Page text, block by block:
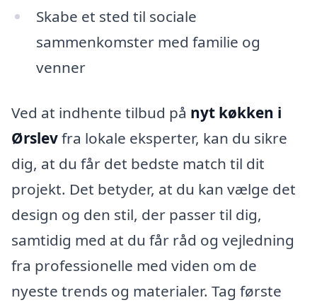
Skabe et sted til sociale
sammenkomster med familie og
venner
Ved at indhente tilbud på nyt køkken i
Ørslevfra lokale eksperter, kan du sikre
dig, at du får det bedste match til dit
projekt. Det betyder, at du kan vælge det
design og den stil, der passer til dig,
samtidig med at du får råd og vejledning
fra professionelle med viden om de
nyeste trends og materialer. Tag første